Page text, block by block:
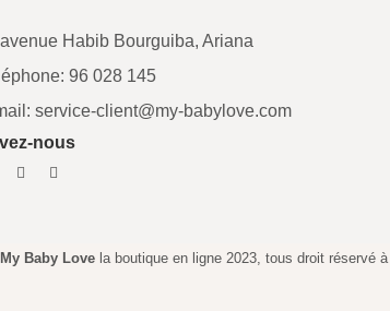
Habib Bourguiba, Ariana
96 028 145
service-client@my-babylove.com
nous
My Baby Love la boutique en ligne 2023, tous droit réservé à